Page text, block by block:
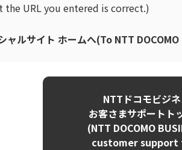
the URL you entered is correct.)
ャルサイト ホームへ(To NTT
NTTドコモビジ
お客さまサポートト
(NTT DOCOMO
customer support